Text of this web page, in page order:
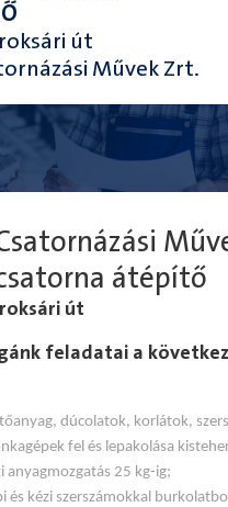
út
Művek Zrt.
átépítő
út
feladatai a
dúcolatok, korlátok,
fel és lepakolása
anyagmozgatás 25 kg-ig;
és kézi szerszámokkal